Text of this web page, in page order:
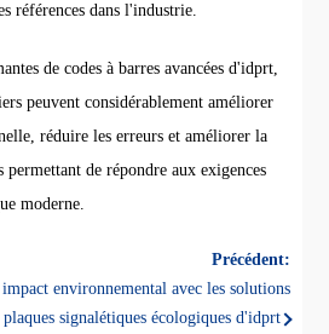
références dans l'industrie.
de codes à barres avancées d'idprt,
peuvent considérablement améliorer
réduire les erreurs et améliorer la
de répondre aux exigences
moderne.
Précédent:
environnemental avec les solutions
signalétiques écologiques d'idprt